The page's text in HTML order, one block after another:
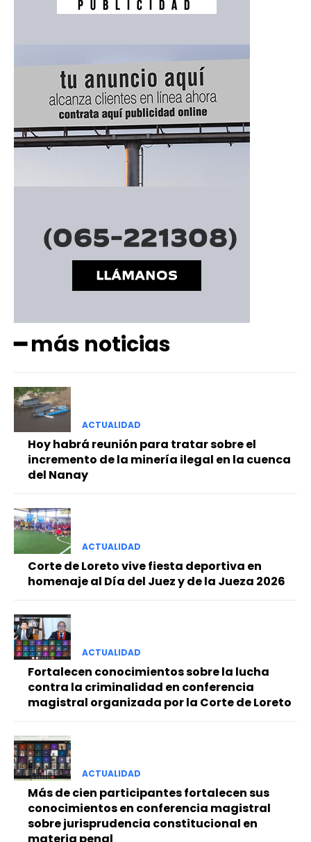
━ más noticias
ACTUALIDAD
Hoy habrá reunión para tratar sobre el
incremento de la minería ilegal en la cuenca
del Nanay
ACTUALIDAD
Corte de Loreto vive fiesta deportiva en
homenaje al Día del Juez y de la Jueza 2026
ACTUALIDAD
Fortalecen conocimientos sobre la lucha
contra la criminalidad en conferencia
magistral organizada por la Corte de Loreto
ACTUALIDAD
Más de cien participantes fortalecen sus
conocimientos en conferencia magistral
sobre jurisprudencia constitucional en